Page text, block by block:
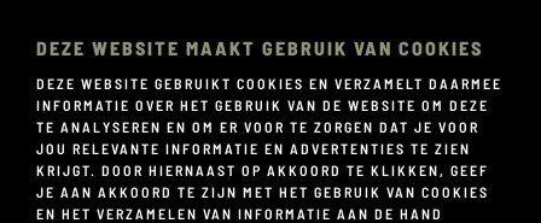
DEZE WEBSITE MAAKT GEBRUIK VAN COOKIES
DEZE WEBSITE GEBRUIKT COOKIES EN VERZAMELT DAARMEE
INFORMATIE OVER HET GEBRUIK VAN DE WEBSITE OM DEZE
TE ANALYSEREN EN OM ER VOOR TE ZORGEN DAT JE VOOR
JOU RELEVANTE INFORMATIE EN ADVERTENTIES TE ZIEN
KRIJGT. DOOR HIERNAAST OP AKKOORD TE KLIKKEN, GEEF
JE AAN AKKOORD TE ZIJN MET HET GEBRUIK VAN COOKIES
EN HET VERZAMELEN VAN INFORMATIE AAN DE HAND